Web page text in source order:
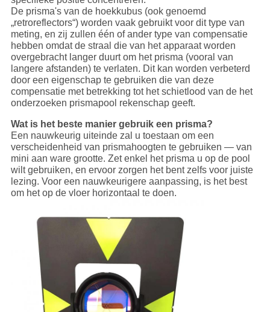
De prisma's van de hoekkubus (ook genoemd
„retroreflectors“) worden vaak gebruikt voor dit type van
meting, en zij zullen één of ander type van compensatie
hebben omdat de straal die van het apparaat worden
overgebracht langer duurt om het prisma (vooral van
langere afstanden) te verlaten. Dit kan worden verbeterd
door een eigenschap te gebruiken die van deze
compensatie met betrekking tot het schietlood van de het
onderzoeken prismapool rekenschap geeft.
Wat is het beste manier gebruik een prisma?
Een nauwkeurig uiteinde zal u toestaan om een
verscheidenheid van prismahoogten te gebruiken — van
mini aan ware grootte. Zet enkel het prisma u op de pool
wilt gebruiken, en ervoor zorgen het bent zelfs voor juiste
lezing. Voor een nauwkeurigere aanpassing, is het best
om het op de vloer horizontaal te doen.